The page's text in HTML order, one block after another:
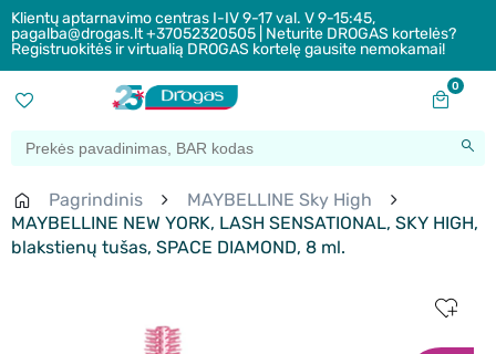
Klientų aptarnavimo centras I-IV 9-17 val. V 9-15:45,
pagalba@drogas.lt +37052320505 | Neturite DROGAS kortelės?
Registruokitės ir virtualią DROGAS kortelę gausite nemokamai!
0
Pagrindinis
MAYBELLINE Sky High
MAYBELLINE NEW YORK, LASH SENSATIONAL, SKY HIGH,
blakstienų tušas, SPACE DIAMOND, 8 ml.